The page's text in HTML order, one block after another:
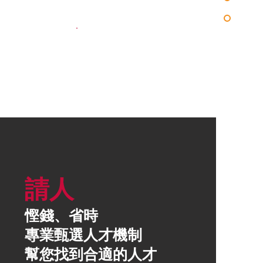
請人
慳錢、省時
專業甄選人才機制
幫您找到合適的人才